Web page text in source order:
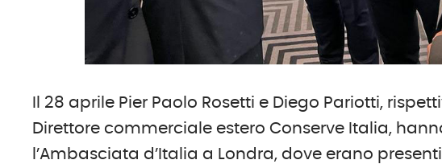
Il 28 aprile Pier Paolo Rosetti e Diego Pariotti,
Direttore commerciale estero Conserve Italia,
l’Ambasciata d’Italia a Londra, dove erano